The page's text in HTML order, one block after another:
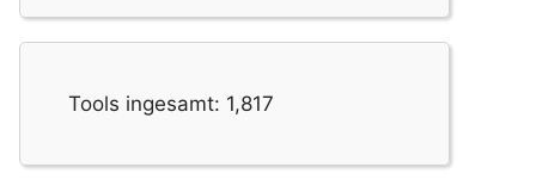
Tools ingesamt: 1,817